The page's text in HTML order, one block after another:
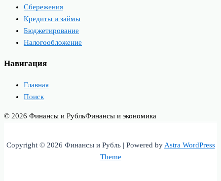
Сбережения
Кредиты и займы
Бюджетирование
Налогообложение
Навигация
Главная
Поиск
© 2026 Финансы и РубльФинансы и экономика
Copyright © 2026 Финансы и Рубль | Powered byAstra WordPress
Theme